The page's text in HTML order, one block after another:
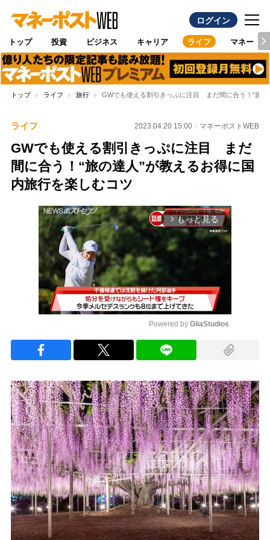
ログイン
トップ 投資 ビジネス キャリア ライフ マネー
トップ ライフ 旅行 GWでも使える割引きっぷに注目 まだ間に合う！“旅の
ライフ 2023.04.20 15:00 マネーポストWEB
GWでも使える割引きっぷに注目 まだ
間に合う！“旅の達人”が教えるお得に国
内旅行を楽しむコツ
arrow_forward_ios もっと見る
Powered by GliaStudios